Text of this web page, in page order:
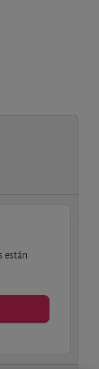
están